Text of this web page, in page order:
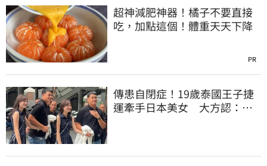
超神減肥神器！橘子不要直接
吃，加點這個！體重天天下降
PR
傳患自閉症！19歲泰國王子捷
運牽手日本美女 大方認：